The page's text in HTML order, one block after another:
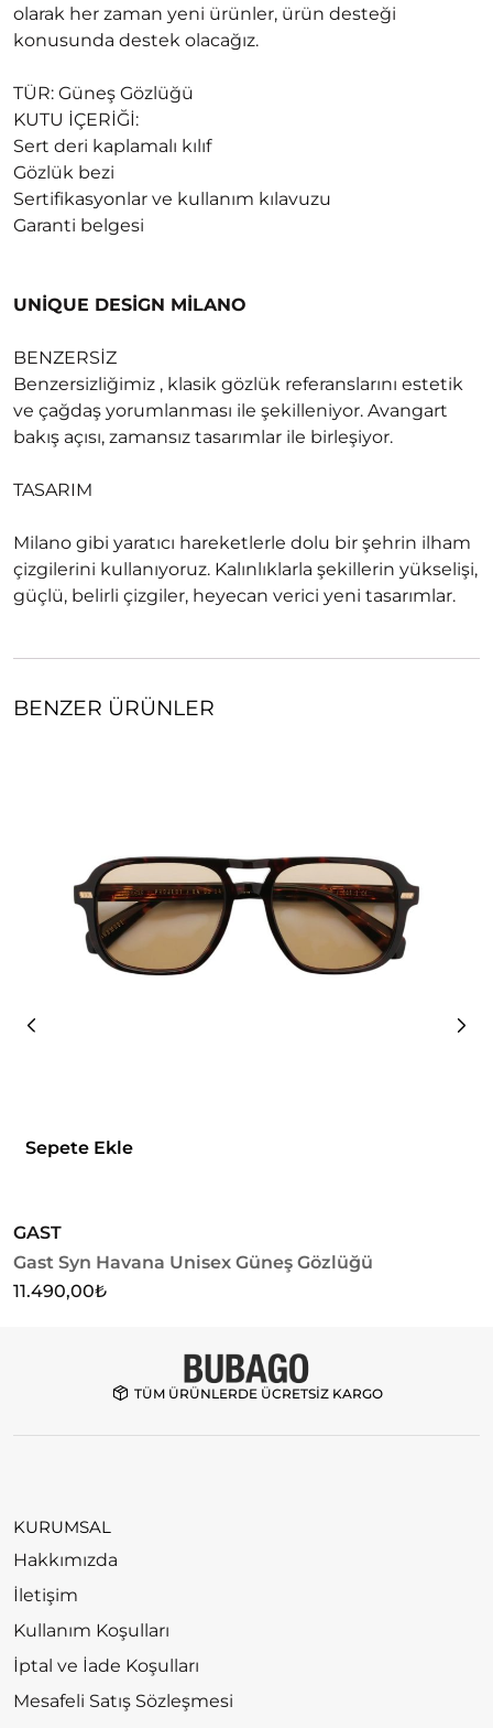
olarak her zaman yeni ürünler, ürün desteği
konusunda destek olacağız.
TÜR: Güneş Gözlüğü
KUTU İÇERİĞİ:
Sert deri kaplamalı kılıf
Gözlük bezi
Sertifikasyonlar ve kullanım kılavuzu
Garanti belgesi
UNİQUE DESİGN MİLANO
BENZERSİZ
Benzersizliğimiz , klasik gözlük referanslarını estetik
ve çağdaş yorumlanması ile şekilleniyor. Avangart
bakış açısı, zamansız tasarımlar ile birleşiyor.
TASARIM
Milano gibi yaratıcı hareketlerle dolu bir şehrin ilham
çizgilerini kullanıyoruz. Kalınlıklarla şekillerin yükselişi,
güçlü, belirli çizgiler, heyecan verici yeni tasarımlar.
BENZER ÜRÜNLER
Sepete Ekle
GAST
Gast Syn Havana Unisex Güneş Gözlüğü
11.490,00₺
TÜM ÜRÜNLERDE ÜCRETSİZ KARGO
KURUMSAL
Hakkımızda
İletişim
Kullanım Koşulları
İptal ve İade Koşulları
Mesafeli Satış Sözleşmesi